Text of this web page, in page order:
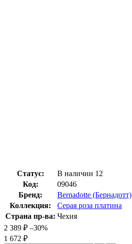
Статус: В наличии 12
Код:
09046
Бренд:
Bernadotte (Бернадотт)
Коллекция:
Серая роза платина
Страна пр-ва: Чехия
2 389 ₽ –30%
1 672 ₽